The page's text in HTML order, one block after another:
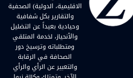
الاقليمية، الدولية) الصحفية
والتقارير بكل شفافية
وحيادية بعيداً عن التضليل
والأنحياز، لخدمة المتلقي
ومتطلباته وترسيخ دور
الصحافة في الرقابة
والتعبير عن الرأي والرأي